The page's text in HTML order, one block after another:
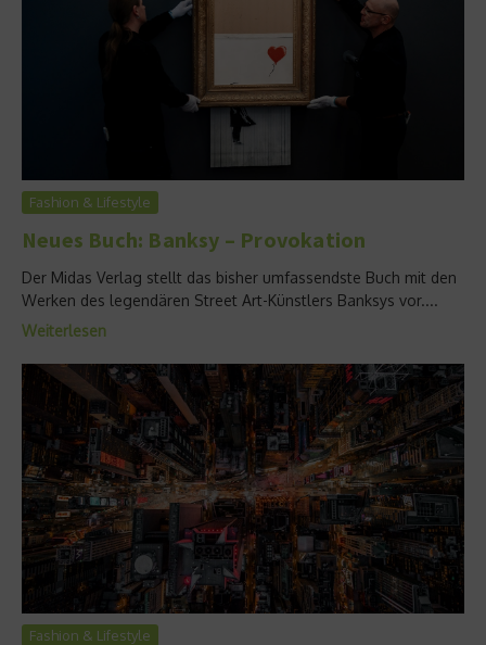
Fashion & Lifestyle
Neues Buch: Banksy – Provokation
Der Midas Verlag stellt das bisher umfassendste Buch mit den
Werken des legendären Street Art-Künstlers Banksys vor....
Weiterlesen
Fashion & Lifestyle